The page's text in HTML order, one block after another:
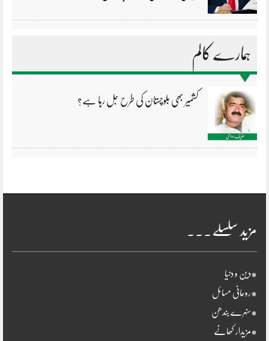
ہمارے کالم
کشمیر بھی بلوچستان کی طرح جل رہا ہے؟
مزید سلسلے۔۔۔
*دین و دنیا
*روحانی مسائل
*سنہرے بندھن
*مزیدار کھانے